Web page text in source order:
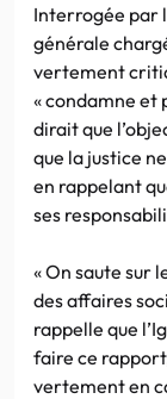
Interrogée par
générale
vertement
« condamne et
dirait que
que la justice
en rappelant
ses
« On saute sur
des affaires
rappelle que
faire ce
vertement en